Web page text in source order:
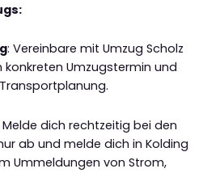
: Vereinbare mit Umzug Scholz
konkreten Umzugstermin und
Melde dich rechtzeitig bei den
ab und melde dich in Kolding
Ummeldungen von Strom,